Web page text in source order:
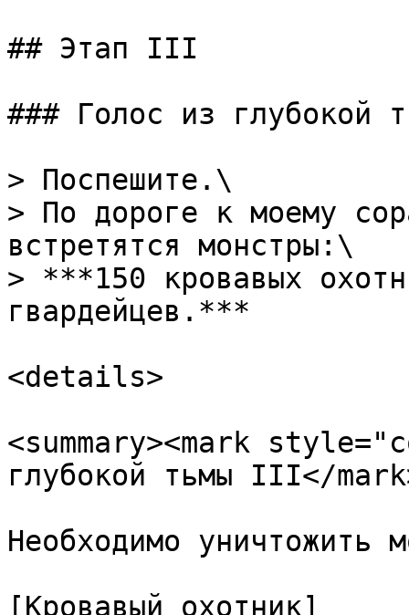
## Этап III
### Голос из глубокой
> Поспешите.\
> По дороге к моему
встретятся монстры:\
> ***150 кровавых
гвардейцев.***
<details>
<summary><mark
глубокой тьмы III</
Необходимо уничтожить
[Кровавый охотник]